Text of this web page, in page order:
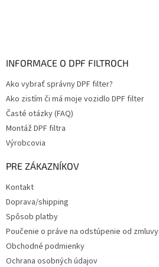
INFORMACE O DPF FILTROCH
Ako vybrať správny DPF filter?
Ako zistím či má moje vozidlo DPF filter
Časté otázky (FAQ)
Montáž DPF filtra
Výrobcovia
PRE ZÁKAZNÍKOV
Kontakt
Doprava/shipping
Spôsob platby
Poučenie o práve na odstúpenie od zmluvy
Obchodné podmienky
Ochrana osobných údajov